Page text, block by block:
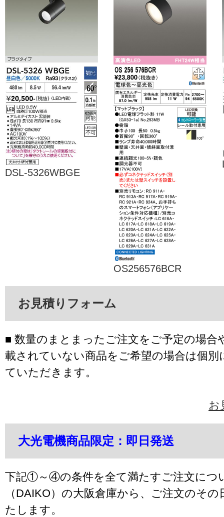
DSL-5326WBGE
OS256576BCR
お見積りフォーム
■ 数量のまとまったご注文をご予定の場合
載されていない商品をご希望の場合は個別
ていただきます。
お
大光電機商品限定：即日発送
下記①～④の条件を全て満たすご注文につ
（DAIKO）の大阪倉庫から、ご注文のそ
たします。